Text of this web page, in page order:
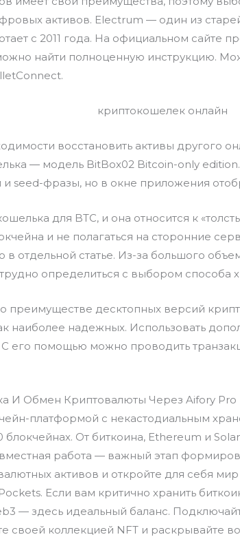
активов. Electrum — один из
с 2011 года. На официальном сайте
найти полноценную инструкцию.
восстановить активы другого
― модель BitBox02 Bitcoin-only edition.
seed-фразы, но в окне приложения
для BTC, и она относится к
и не полагаться на сторонние
в отдельной статье. Из-за большого
определиться с выбором способа
преимуществе десктопных версий
наиболее надежных. Использовать
его помощью можно проводить
И Обмен Криптовалюты Через Aifory Pro
платформой с некастодиальным
блокчейнах. От биткоина, Ethereum и
работа — важный этап
активов и откройте для себя
Если вам критично хранить
— здесь идеальный баланс.
своей коллекцией NFT и раскрывайте